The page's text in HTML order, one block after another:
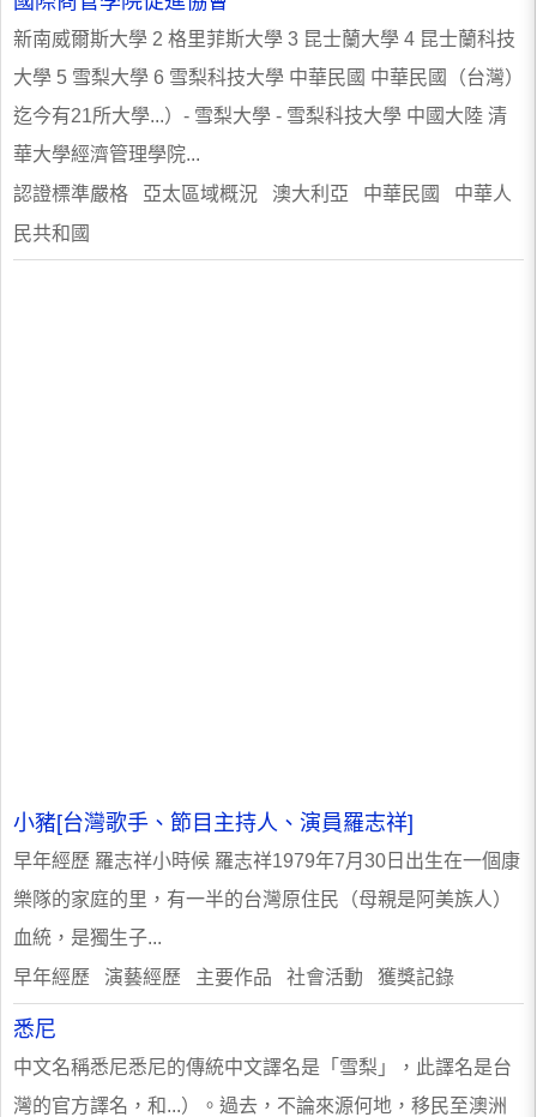
新南威爾斯大學 2 格里菲斯大學 3 昆士蘭大學 4 昆士蘭科技
大學 5 雪梨大學 6 雪梨科技大學 中華民國 中華民國（台灣）
迄今有21所大學...）- 雪梨大學 - 雪梨科技大學 中國大陸 清
華大學經濟管理學院...
認證標準嚴格 亞太區域概況 澳大利亞 中華民國 中華人
民共和國
小豬[台灣歌手、節目主持人、演員羅志祥]
早年經歷 羅志祥小時候 羅志祥1979年7月30日出生在一個康
樂隊的家庭的里，有一半的台灣原住民（母親是阿美族人）
血統，是獨生子...
早年經歷 演藝經歷 主要作品 社會活動 獲獎記錄
悉尼
中文名稱悉尼悉尼的傳統中文譯名是「雪梨」，此譯名是台
灣的官方譯名，和...）。過去，不論來源何地，移民至澳洲